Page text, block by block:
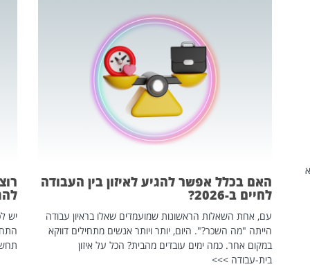
האם בכלל אפשר להגיע לאיזון בין העבודה
לחיים ב-2026?
עם, אחת השאלות הראשונות שמועמדים שאלו בראיון עבודה
הייתה "מה השכר?". היום, יותר ויותר אנשים מתחילים דווקא
במקום אחר. כמה ימים עובדים מהבית? הכל על איזון
בית-עבודה >>>
יש